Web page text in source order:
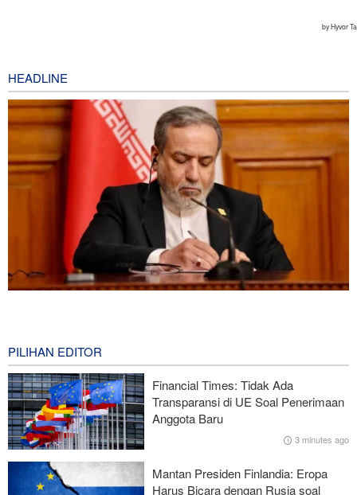
HEADLINE
Iran dan India Perkuat Hubungan antara Lembaga-Lembaga
Akademis
Beijing Peringatkan Tokyo: Jangan Main Api
Anggota Senior Ansarullah: Pernyataan DK PBB Tidak Layak
Diperhatikan
PILIHAN EDITOR
Financial Times: Tidak Ada
Transparansi di UE Soal Penerimaan
Anggota Baru
3 minutes ago
Mantan Presiden Finlandia: Eropa
Harus Bicara dengan Rusia soal